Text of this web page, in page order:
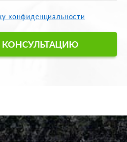
конфиденциальности
КОНСУЛЬТАЦИЮ